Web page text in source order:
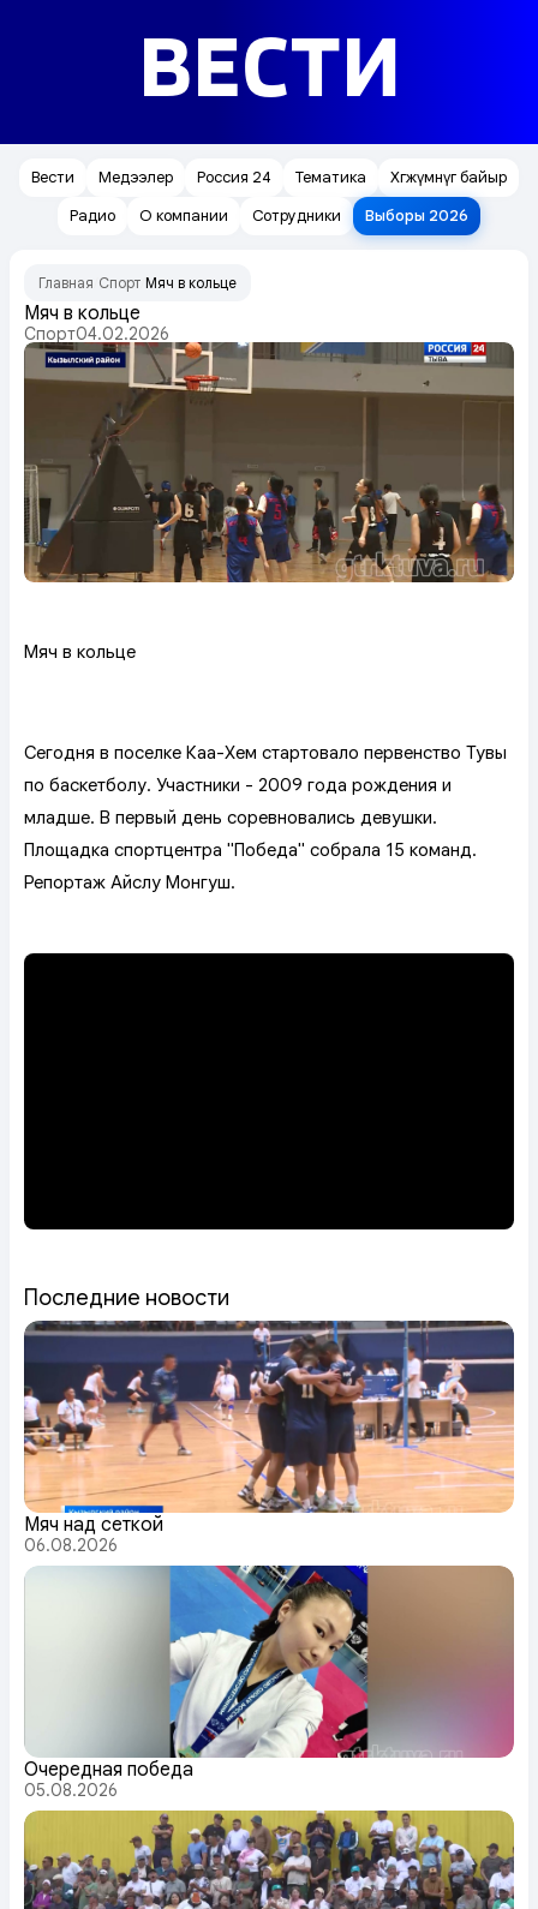
ВЕСТИ
Вести Медээлер Россия 24 Тематика
Хөгжүмнүг байыр
Радио
О компании Сотрудники Выборы 2026
Главная Спорт Мяч в кольце
Мяч в кольце
Спорт04.02.2026
Мяч в кольце
Сегодня в поселке Каа-Хем стартовало первенство Тувы
по баскетболу. Участники - 2009 года рождения и
младше. В первый день соревновались девушки.
Площадка спортцентра "Победа" собрала 15 команд.
Репортаж Айслу Монгуш.
Последние новости
Мяч над сеткой
06.08.2026
Очередная победа
05.08.2026